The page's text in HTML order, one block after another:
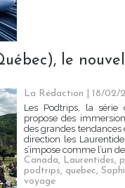
le
La Rédaction | 18/02/
Les Podtrips, la série
propose des
des grandes tendances
direction les
s’impose comme l’un
Canada, Laurentides,
podtrips, quebec,
voyage